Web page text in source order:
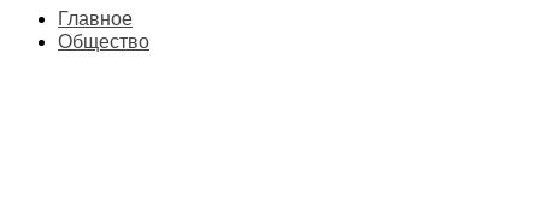
Главное
Общество